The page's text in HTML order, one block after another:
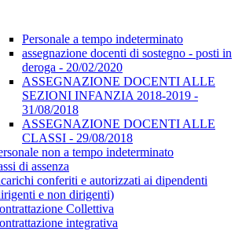
Personale a tempo indeterminato
assegnazione docenti di sostegno - posti in
deroga - 20/02/2020
ASSEGNAZIONE DOCENTI ALLE
SEZIONI INFANZIA 2018-2019 -
31/08/2018
ASSEGNAZIONE DOCENTI ALLE
CLASSI - 29/08/2018
non a tempo indeterminato
di assenza
conferiti e autorizzati ai dipendenti
e non dirigenti)
Collettiva
integrativa